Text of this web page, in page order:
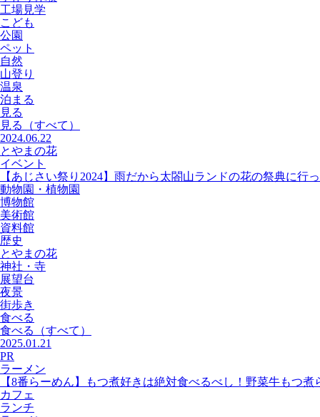
工場見学
こども
公園
ペット
自然
山登り
温泉
泊まる
見る
見る
（すべて）
2024.06.22
とやまの花
イベント
【あじさい祭り2024】雨だから太閤山ランドの花の祭典に行
動物園・植物園
博物館
美術館
資料館
歴史
とやまの花
神社・寺
展望台
夜景
街歩き
食べる
食べる
（すべて）
2025.01.21
PR
ラーメン
【8番らーめん】もつ煮好きは絶対食べるべし！野菜牛もつ
カフェ
ランチ